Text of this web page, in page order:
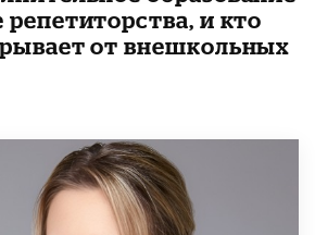
и кто
от внешкольных